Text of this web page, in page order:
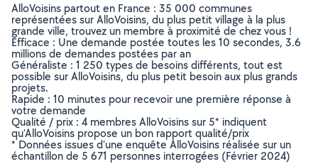
AlloVoisins partout en France : 35 000 communes
représentées sur AlloVoisins, du plus petit village à la plus
grande ville, trouvez un membre à proximité de chez vous !
Efficace : Une demande postée toutes les 10 secondes, 3.6
millions de demandes postées par an
Généraliste : 1 250 types de besoins différents, tout est
possible sur AlloVoisins, du plus petit besoin aux plus grands
projets.
Rapide : 10 minutes pour recevoir une première réponse à
votre demande
Qualité / prix : 4 membres AlloVoisins sur 5* indiquent
qu’AlloVoisins propose un bon rapport qualité/prix
* Données issues d’une enquête AlloVoisins réalisée sur un
échantillon de 5 671 personnes interrogées (Février 2024)